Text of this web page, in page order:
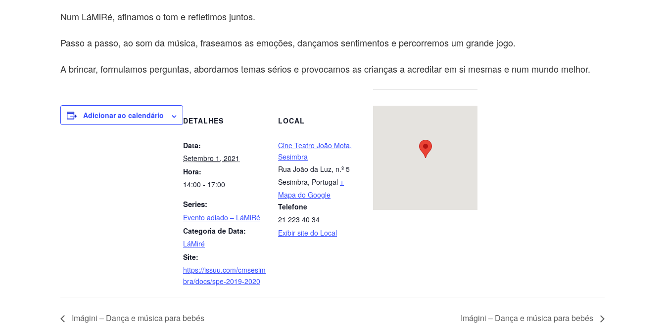
Num LáMiRé, afinamos o tom e refletimos juntos.
Passo a passo, ao som da música, fraseamos as emoções, dançamos sentimentos e percorremos um grande jogo.
A brincar, formulamos perguntas, abordamos temas sérios e provocamos as crianças a acreditar em si mesmas e num mundo melhor.
Adicionar ao calendário
DETALHES
Data:
Setembro 1, 2021
Hora:
14:00 - 17:00
Series:
Evento adiado – LáMiRé
Categoria de Data:
LáMiré
Site:
https://issuu.com/cmsesim
bra/docs/spe-2019-2020
LOCAL
Cine Teatro João Mota,
Sesimbra
Rua João da Luz, n.º 5
Sesimbra, Portugal +
Mapa do Google
Telefone
21 223 40 34
Exibir site do Local
Imágini – Dança e música para bebés Imágini – Dança e música para bebés